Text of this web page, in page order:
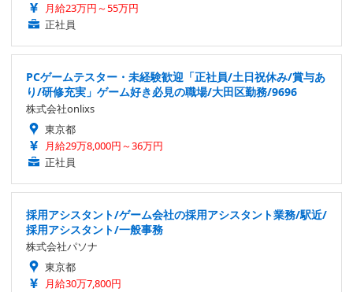
月給23万円～55万円
正社員
PCゲームテスター・未経験歓迎「正社員/土日祝休み/賞与あ
り/研修充実」ゲーム好き必見の職場/大田区勤務/9696
株式会社onlixs
東京都
月給29万8,000円～36万円
正社員
採用アシスタント/ゲーム会社の採用アシスタント業務/駅近/
採用アシスタント/一般事務
株式会社パソナ
東京都
月給30万7,800円